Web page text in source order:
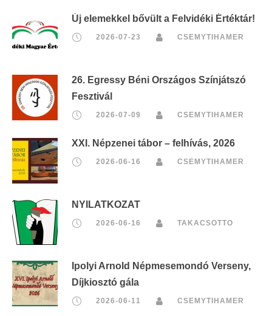
Új elemekkel bővült a Felvidéki Értéktár!
2026-07-23 CSEMYTIHAMER
26. Egressy Béni Országos Színjátszó
Fesztivál
2026-07-09 CSEMYTIHAMER
XXI. Népzenei tábor – felhívás, 2026
2026-06-16 CSEMYTIHAMER
NYILATKOZAT
2026-06-16 TAKACSOTTO
Ipolyi Arnold Népmesemondó Verseny,
Díjkiosztó gála
2026-06-11 CSEMYTIHAMER